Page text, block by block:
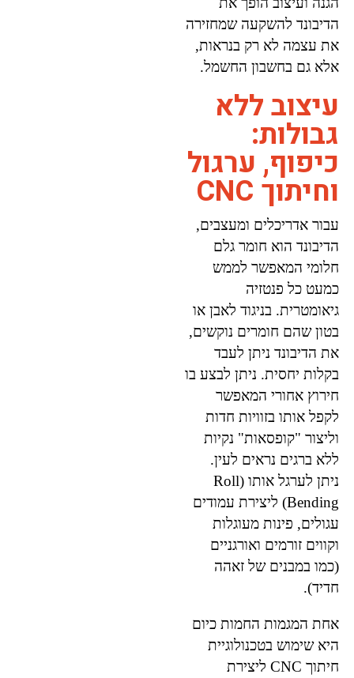
הדיבונד להשקעה שמחזירה
את עצמה לא רק בנראות,
אלא גם בחשבון החשמל.
עיצוב ללא
גבולות:
כיפוף, ערגול
וחיתוך CNC
עבור אדריכלים ומעצבים,
הדיבונד הוא חומר גלם
חלומי המאפשר לממש
כמעט כל פנטזיה
גיאומטרית. בניגוד לאבן או
בטון שהם חומרים נוקשים,
את הדיבונד ניתן לעבד
בקלות יחסית. ניתן לבצע בו
חירוץ אחורי המאפשר
לקפל אותו בזוויות חדות
וליצור "קופסאות" נקיות
ללא ברגים נראים לעין.
ניתן לערגל אותו (Roll
Bending) ליצירת עמודים
עגולים, פינות מעוגלות
וקווים זורמים ואורגניים
(כמו במבנים של זאהה
חדיד).
אחת המגמות החמות כיום
היא שימוש בטכנולוגיית
חיתוך CNC ליצירת